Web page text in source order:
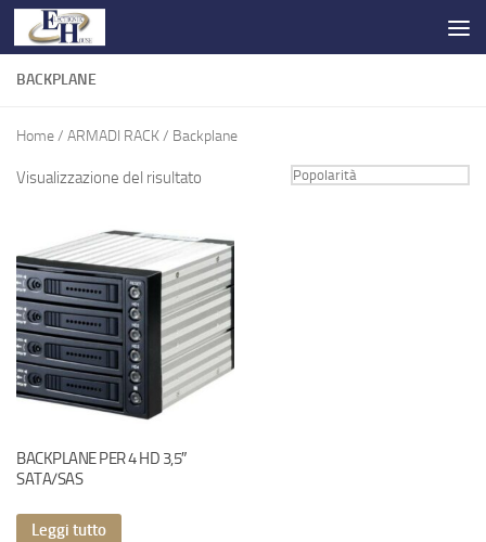
Salta al contenuto
BACKPLANE
Home/ ARMADI RACK/ Backplane
Visualizzazione del risultato
BACKPLANE PER 4 HD 3,5″
SATA/SAS
Leggi tutto